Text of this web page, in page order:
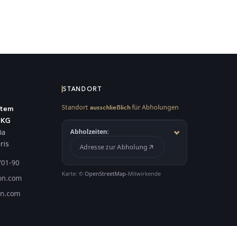
90
STANDORT
Standort ausschließlich für Abholungen
Abholzeiten:
Adresse zur Abholung
Karte: ©OpenStreetMap-Mitwirkende